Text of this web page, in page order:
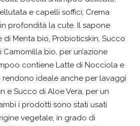
e capelli soffici; Crema
profondità la cute. Il sapone
Menta bio, Probioticskin, Succo
bio, per un’azione
contiene Latte di Nocciola e
ideale anche per lavaggi
e Succo di Aloe Vera, per un
i prodotti sono stati usati
vegetale, in grado di